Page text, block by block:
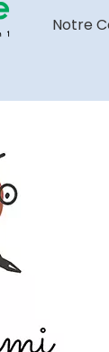
Notre